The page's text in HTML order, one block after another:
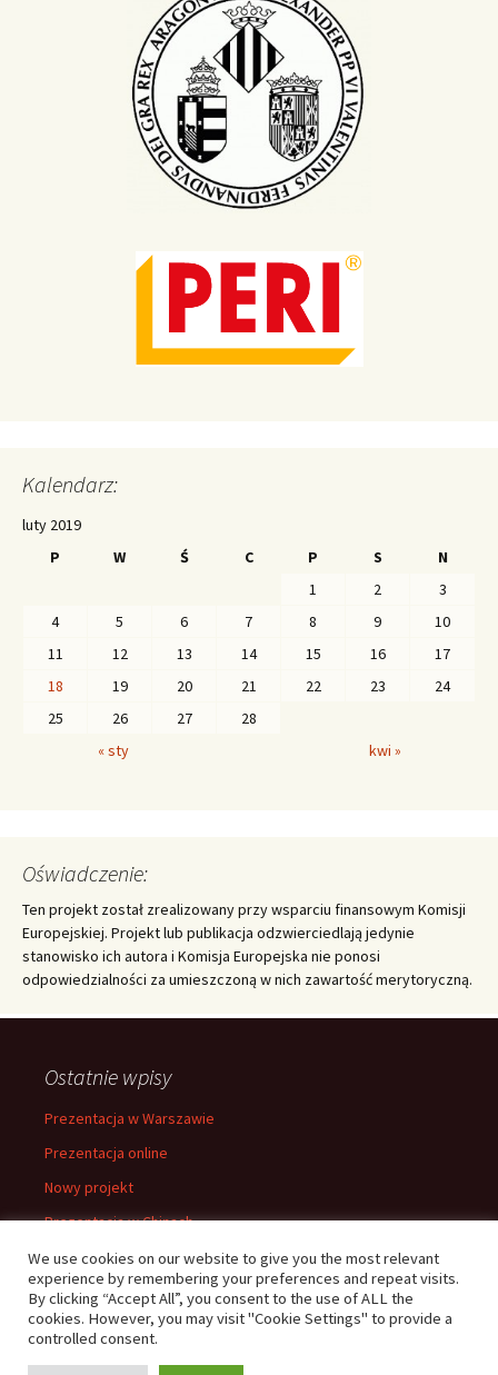
Kalendarz:
luty 2019
P
W Ś C P S
N
1
2
3
4
5 6 7 8 9
10
11
12 13 14 15 16
17
18
19 20 21 22 23
24
25
26 27
28
« sty
kwi »
Oświadczenie:
Ten projekt został zrealizowany przy wsparciu finansowym Komisji
Europejskiej. Projekt lub publikacja odzwierciedlają jedynie
stanowisko ich autora i Komisja Europejska nie ponosi
odpowiedzialności za umieszczoną w nich zawartość merytoryczną.
Ostatnie wpisy
Prezentacja w Warszawie
Prezentacja online
Nowy projekt
Prezentacja w Chinach
Prezentacja w Warszawie
We use cookies on our website to give you the most relevant
experience by remembering your preferences and repeat visits.
By clicking “Accept All”, you consent to the use of ALL the
cookies. However, you may visit "Cookie Settings" to provide a
controlled consent.